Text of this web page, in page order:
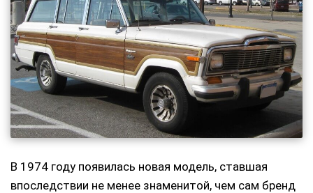
В 1974 году появилась новая модель, ставшая
впоследствии не менее знаменитой, чем сам бренд